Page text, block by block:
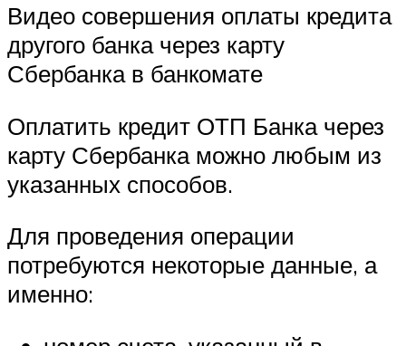
Видео совершения оплаты кредита
другого банка через карту
Сбербанка в банкомате
Оплатить кредит ОТП Банка через
карту Сбербанка можно любым из
указанных способов.
Для проведения операции
потребуются некоторые данные, а
именно: